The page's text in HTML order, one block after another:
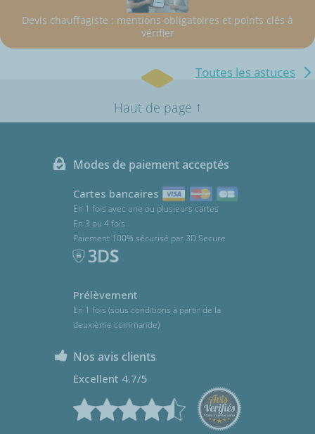
Devis chauffagiste : mentions obligatoires et points clés à
vérifier
Toutes les astuces
Haut de page ↑
Modes de paiement acceptés
Cartes bancaires
En 1 fois avec une ou plusieurs cartes
En 3 ou 4 fois
Paiement 100% sécurisé par 3D Secure
Prélèvement
En 1 fois (sous conditions à partir de la
deuxième commande)
Nos avis clients
Excellent 4.7/5